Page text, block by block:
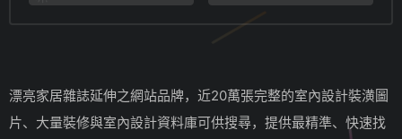
漂亮家居雜誌延伸之網站品牌，近20萬張完整的室內設計裝潢圖
片、大量裝修與室內設計資料庫可供搜尋，提供最精準、快速找